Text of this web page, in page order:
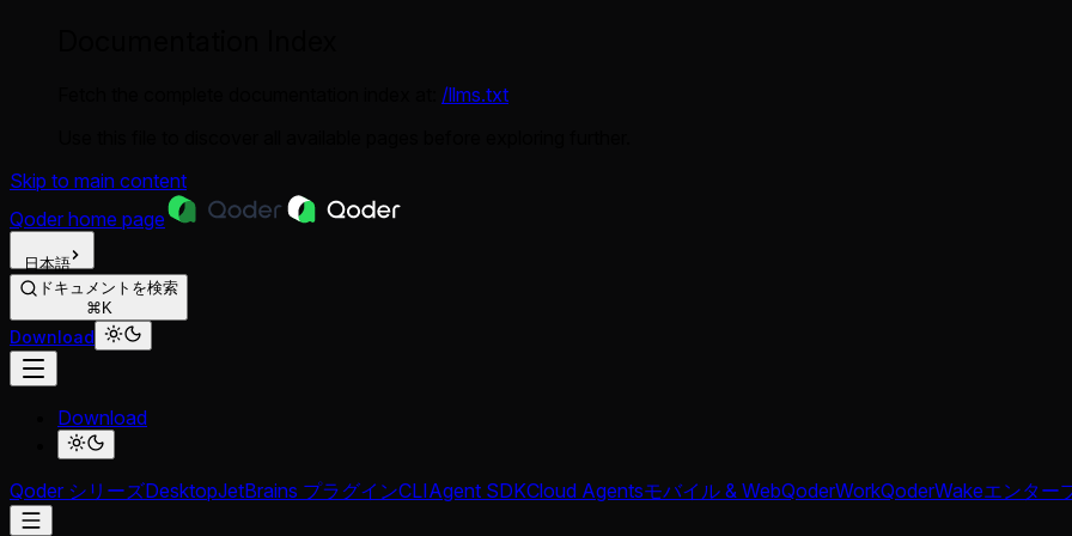
/llms.txt
Skip to main content
Qoder home page
日本語
ドキュメントを検索
⌘K
Download
Download
Qoder シリーズDesktopJetBrains プラグインCLIAgent SDKCloud Agentsモバイル & WebQoderWorkQoderWakeエンター